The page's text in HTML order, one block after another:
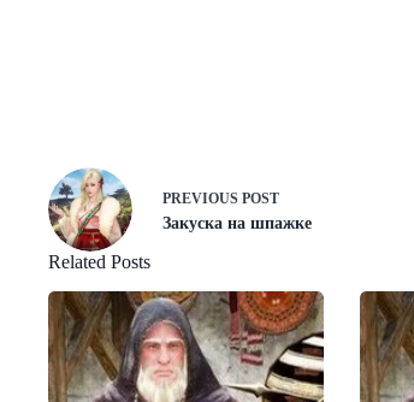
PREVIOUS POST
Закуска на шпажке
Related Posts